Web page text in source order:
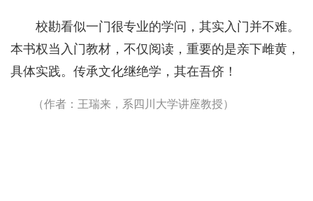
校勘看似一门很专业的学问，其实入门并不难。
本书权当入门教材，不仅阅读，重要的是亲下雌黄，
具体实践。传承文化继绝学，其在吾侪！
（作者：王瑞来，系四川大学讲座教授）